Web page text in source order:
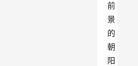
前
景
的
朝
阳